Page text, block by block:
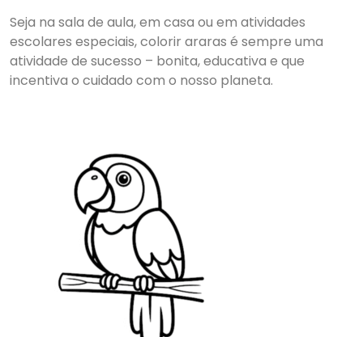
Seja na sala de aula, em casa ou em atividades
escolares especiais, colorir araras é sempre uma
atividade de sucesso – bonita, educativa e que
incentiva o cuidado com o nosso planeta.